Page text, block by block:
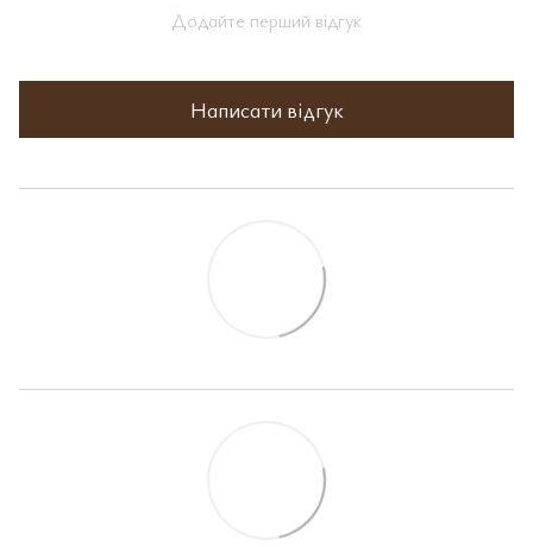
Додайте перший відгук
Написати відгук